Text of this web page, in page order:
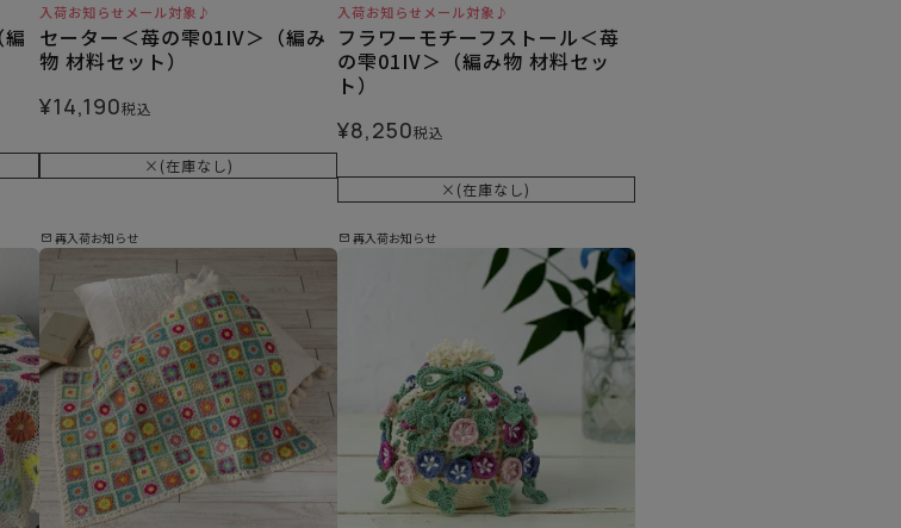
入荷お知らせメール対象♪
セーター＜苺の雫01IV＞（編み
物 材料セット）
¥14,190税込
×(在庫なし)
再入荷お知らせ
入荷お知らせメール対象♪
フラワーモチーフストール＜苺
の雫01IV＞（編み物 材料セッ
ト）
¥8,250税込
×(在庫なし)
再入荷お知らせ